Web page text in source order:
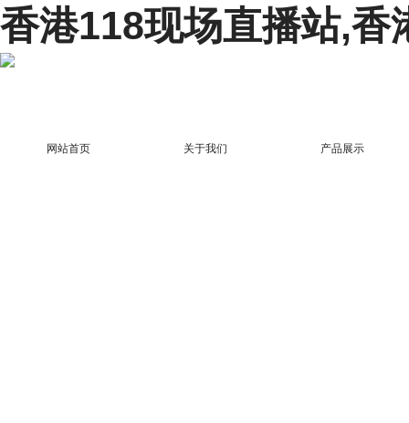
香港118现场直播站,香
网站首页 关于我们 产品展示